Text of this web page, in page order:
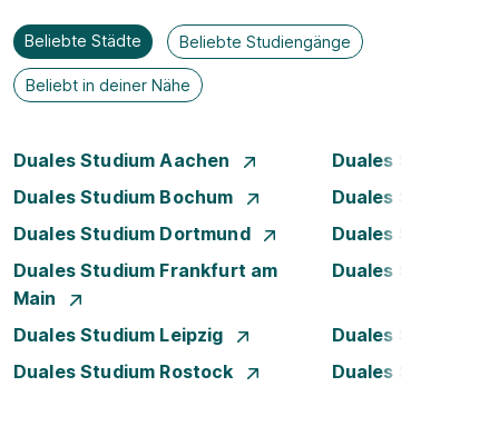
Beliebte Städte Beliebte Studiengänge
Beliebt in deiner Nähe
Duales Studium Aachen
Duales Studium
Duales Studium Bochum
Duales Studium
Duales Studium Dortmund
Duales Studium
Duales Studium Frankfurt am
Main
Duales Studium
Duales Studium Leipzig
Duales Studium
Duales Studium Rostock
Duales Studium